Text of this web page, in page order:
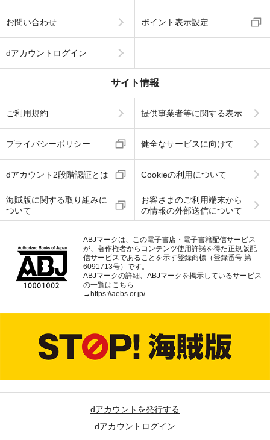
お問い合わせ ポイント表示設定
dアカウントログイン
サイト情報
ご利用規約 提供事業者等に関する表示
プライバシーポリシー 健全なサービスに向けて
dアカウント2段階認証とは Cookieの利用について
海賊版に関する取り組みに
ついて
お客さまのご利用端末から
の情報の外部送信について
ABJマークは、この電子書店・電子書籍配信サービス
が、著作権者からコンテンツ使用許諾を得た正規版配
信サービスであることを示す登録商標（登録番号 第
6091713号）です。
ABJマークの詳細、ABJマークを掲示しているサービス
の一覧はこちら
→ https://aebs.or.jp/
dアカウントを発行する
dアカウントログイン